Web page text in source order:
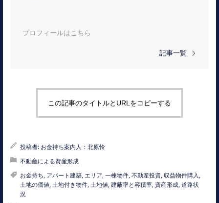
プロフィールはこちら
記事一覧
この記事のタイトルとURLをコピーする
投稿者: お金持ち案内人：北原怜
不動産による資産形成
お金持ち, アパート建築,エリア,一棟物件,不動産投資,収益物件購入,
土地の価値,土地付き物件,土地値,建蔽率と容積率, 資産形成,道路状
況